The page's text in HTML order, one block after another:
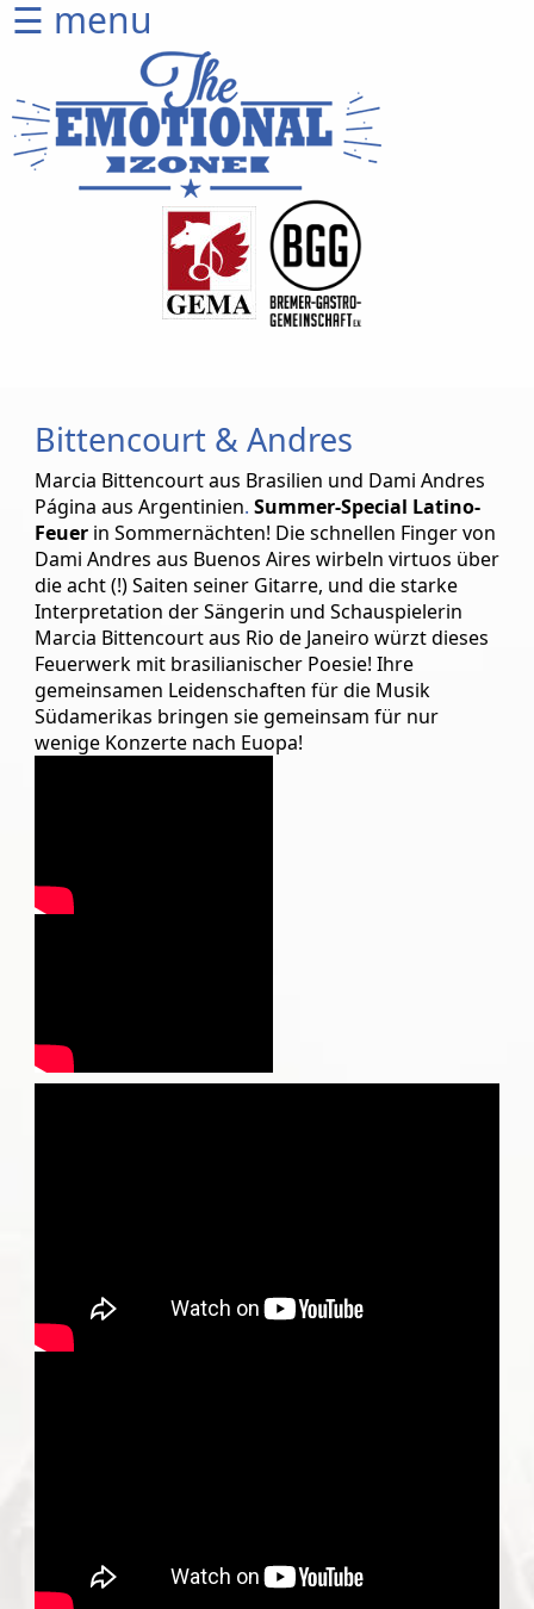
☰ menu
Home
CD
Shop
Ticketshop
sind
Produktion
Sprich
uns
an!
On
Tour
Partner
Warenkorb
RoofTop
Bittencourt & Andres
Marcia Bittencourtaus Brasilien und Dami Andres
Página aus Argentinien. Summer-Special Latino-
Feuer in Sommernächten! Die schnellen Finger von
Dami Andres aus Buenos Aires wirbeln virtuos über
die acht (!) Saiten seiner Gitarre, und die starke
Interpretation der Sängerin und Schauspielerin
Marcia Bittencourt aus Rio de Janeiro würzt dieses
Feuerwerk mit brasilianischer Poesie! Ihre
gemeinsamen Leidenschaften für die Musik
Südamerikas bringen sie gemeinsam für nur
wenige Konzerte nach Euopa!